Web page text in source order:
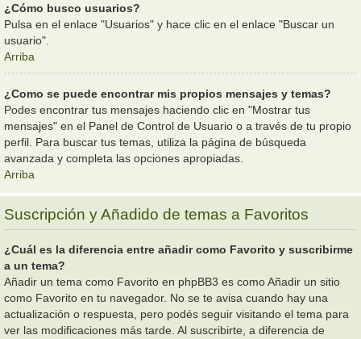
¿Cómo busco usuarios?
Pulsa en el enlace "Usuarios" y hace clic en el enlace "Buscar un
usuario".
Arriba
¿Como se puede encontrar mis propios mensajes y temas?
Podes encontrar tus mensajes haciendo clic en "Mostrar tus
mensajes" en el Panel de Control de Usuario o a través de tu propio
perfil. Para buscar tus temas, utiliza la página de búsqueda
avanzada y completa las opciones apropiadas.
Arriba
Suscripción y Añadido de temas a Favoritos
¿Cuál es la diferencia entre añadir como Favorito y suscribirme
a un tema?
Añadir un tema como Favorito en phpBB3 es como Añadir un sitio
como Favorito en tu navegador. No se te avisa cuando hay una
actualización o respuesta, pero podés seguir visitando el tema para
ver las modificaciones más tarde. Al suscribirte, a diferencia de